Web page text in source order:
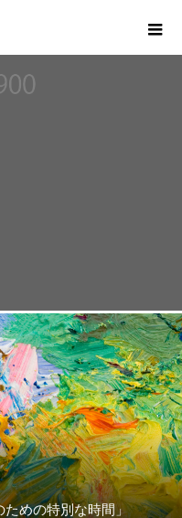
めの特別な時間」